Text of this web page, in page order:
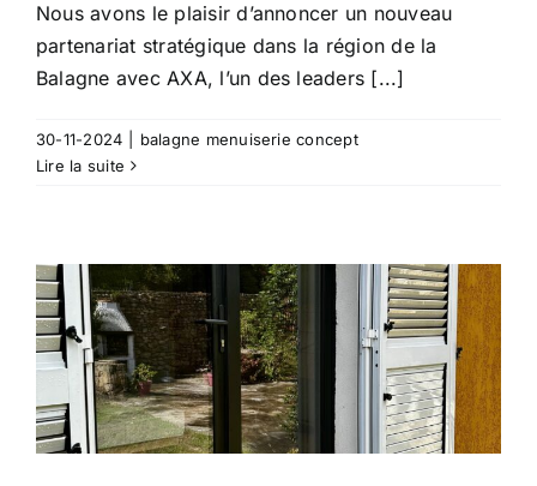
Nous avons le plaisir d’annoncer un nouveau
partenariat stratégique dans la région de la
Balagne avec AXA, l’un des leaders [...]
30-11-2024
balagne menuiserie concept
Lire la suite